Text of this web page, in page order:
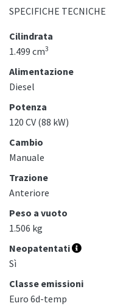
SPECIFICHE TECNICHE
Cilindrata
1.499 cm3
Alimentazione
Diesel
Potenza
120 CV (88 kW)
Cambio
Manuale
Trazione
Anteriore
Peso a vuoto
1.506 kg
Neopatentati
Sì
Classe emissioni
Euro 6d-temp